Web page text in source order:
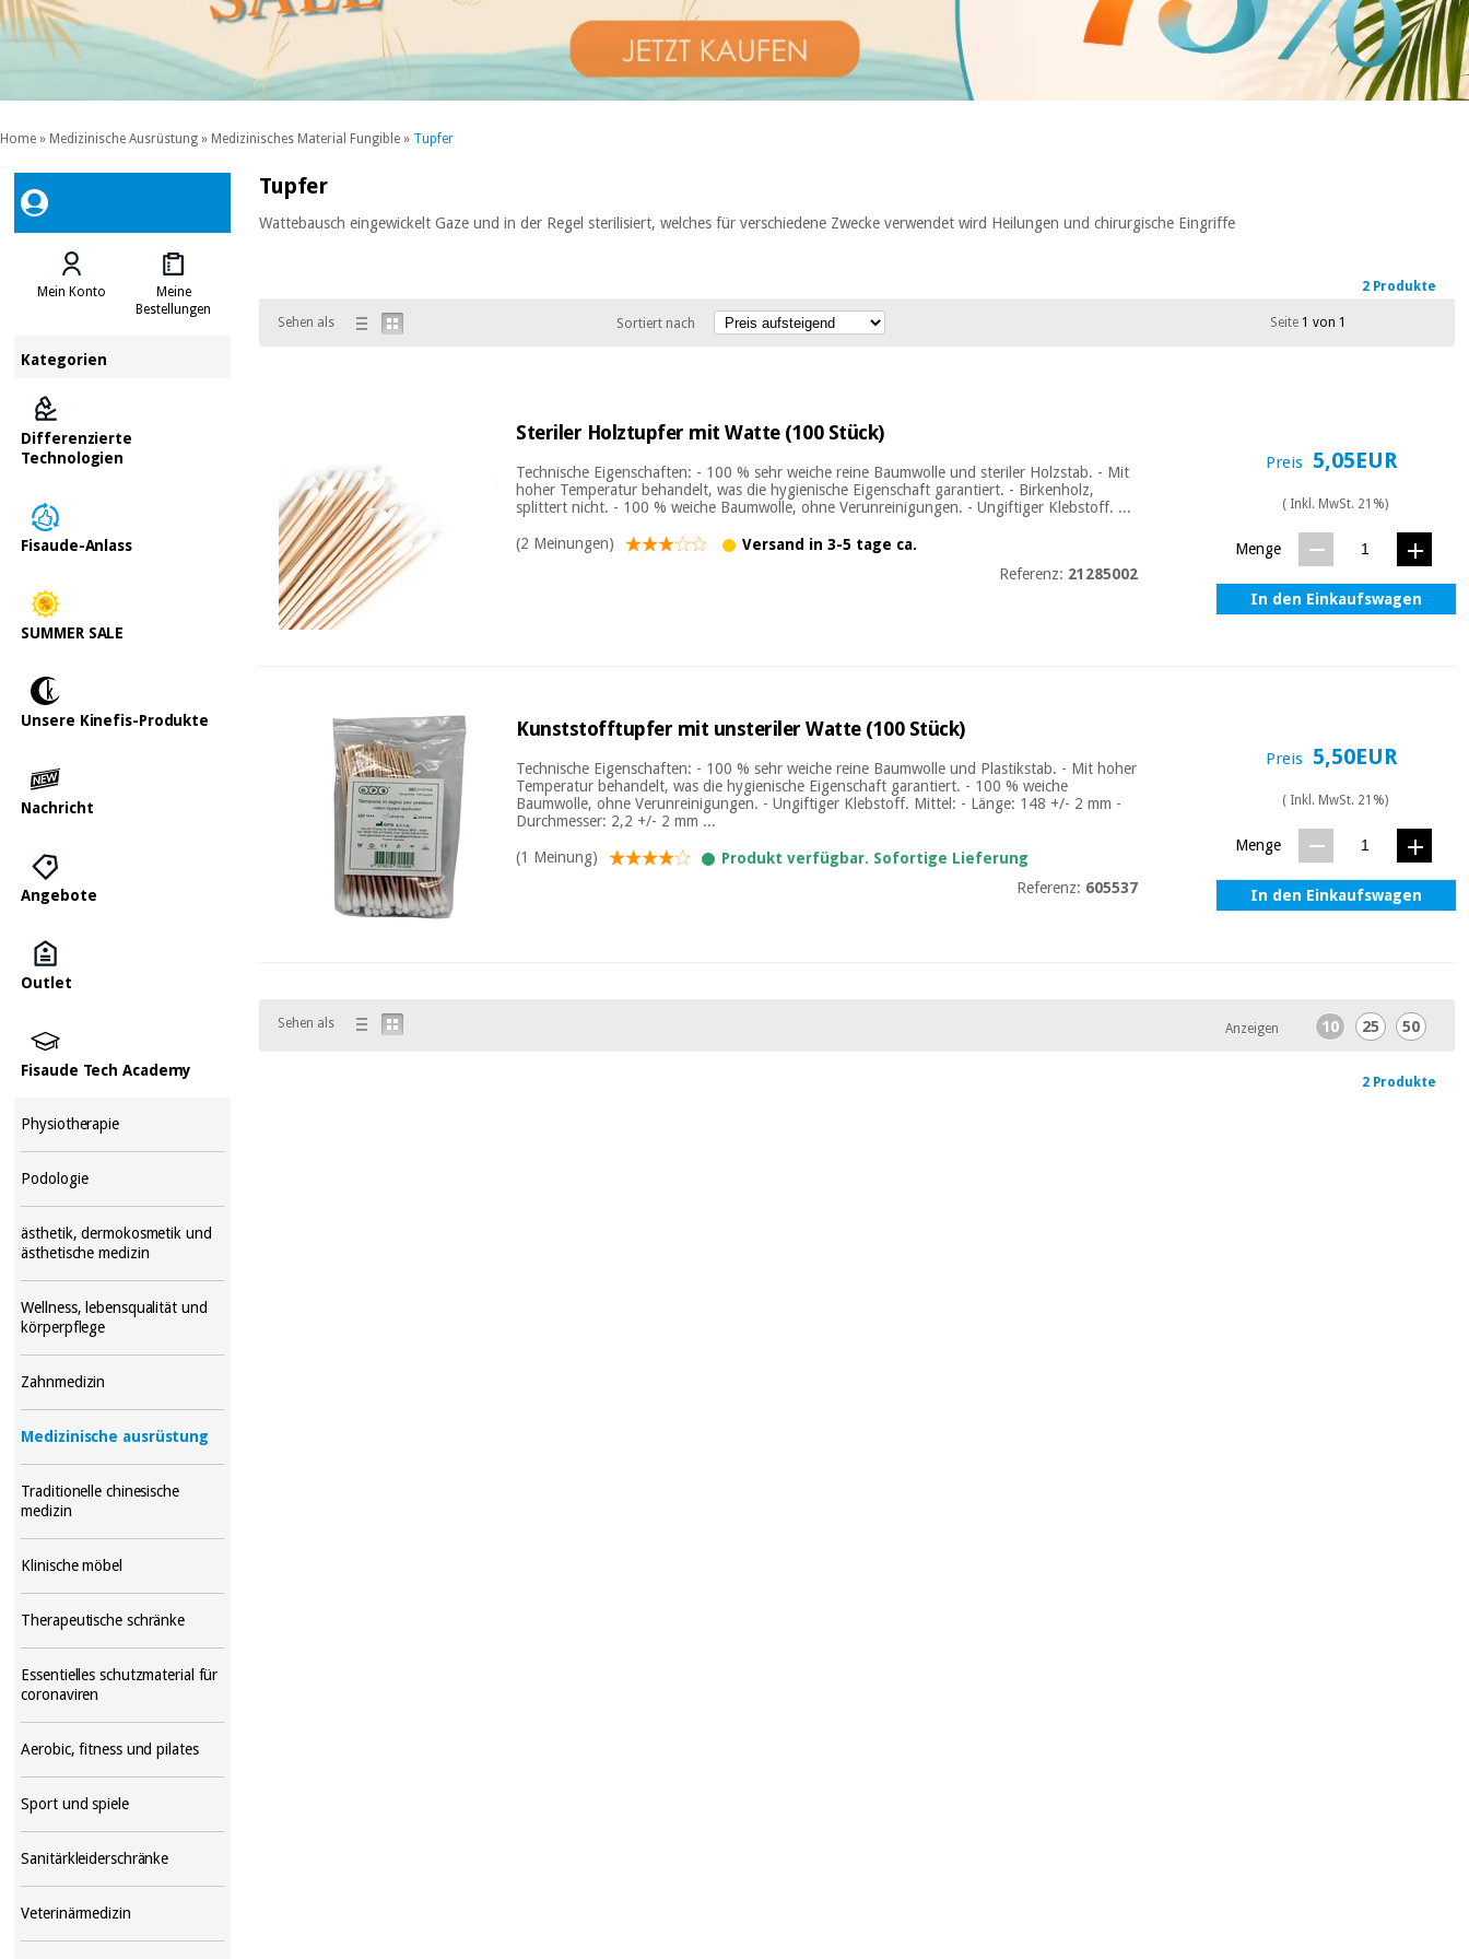
Home » Medizinische Ausrüstung » Medizinisches Material Fungible » Tupfer
Mein Konto
Meine
Bestellungen
Kategorien
Differenzierte
Technologien
Fisaude-Anlass
SUMMER SALE
Unsere Kinefis-Produkte
Nachricht
Angebote
Outlet
Fisaude Tech Academy
Physiotherapie
Podologie
ästhetik, dermokosmetik und
ästhetische medizin
Wellness, lebensqualität und
körperpflege
Zahnmedizin
Medizinische ausrüstung
Traditionelle chinesische
medizin
Klinische möbel
Therapeutische schränke
Essentielles schutzmaterial für
coronaviren
Aerobic, fitness und pilates
Sport und spiele
Sanitärkleiderschränke
Veterinärmedizin
Tupfer
Wattebausch eingewickelt Gaze und in der Regel sterilisiert, welches für verschiedene Zwecke verwendet wird Heilungen und chirurgische Eingriffe
2 Produkte
Sehen als Sortiert nach Seite1 von 1
Steriler Holztupfer mit Watte (100 Stück)
Technische Eigenschaften: - 100 % sehr weiche reine Baumwolle und steriler Holzstab. - Mit
hoher Temperatur behandelt, was die hygienische Eigenschaft garantiert. - Birkenholz,
splittert nicht. - 100 % weiche Baumwolle, ohne Verunreinigungen. - Ungiftiger Klebstoff. ...
(2 Meinungen)
Versand in 3-5 tage ca.
Referenz: 21285002
Preis 5,05EUR
( Inkl. MwSt. 21%)
Menge
In den Einkaufswagen
Kunststofftupfer mit unsteriler Watte (100 Stück)
Technische Eigenschaften: - 100 % sehr weiche reine Baumwolle und Plastikstab. - Mit hoher
Temperatur behandelt, was die hygienische Eigenschaft garantiert. - 100 % weiche
Baumwolle, ohne Verunreinigungen. - Ungiftiger Klebstoff. Mittel: - Länge: 148 +/- 2 mm -
Durchmesser: 2,2 +/- 2 mm ...
(1 Meinung)
Produkt verfügbar. Sofortige Lieferung
Referenz: 605537
Preis 5,50EUR
( Inkl. MwSt. 21%)
Menge
In den Einkaufswagen
Sehen als Anzeigen 10 25 50
2 Produkte